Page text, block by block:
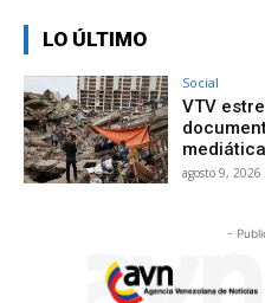
LO ÚLTIMO
Social
VTV
agosto 9, 2026
-